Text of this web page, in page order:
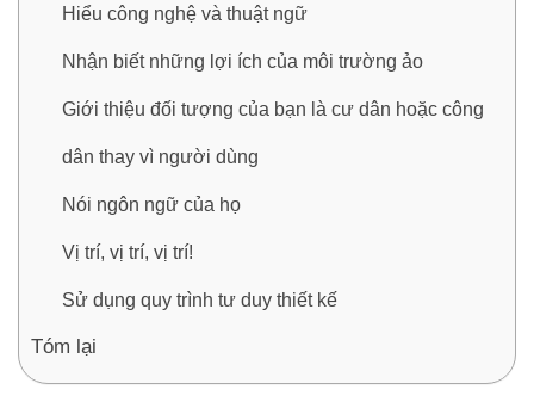
Hiểu công nghệ và thuật ngữ
Nhận biết những lợi ích của môi trường ảo
Giới thiệu đối tượng của bạn là cư dân hoặc công
dân thay vì người dùng
Nói ngôn ngữ của họ
Vị trí, vị trí, vị trí!
Sử dụng quy trình tư duy thiết kế
Tóm lại